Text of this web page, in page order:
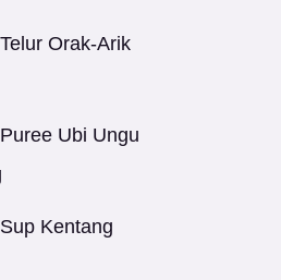
Orak-Arik
Ubi Ungu
Kentang